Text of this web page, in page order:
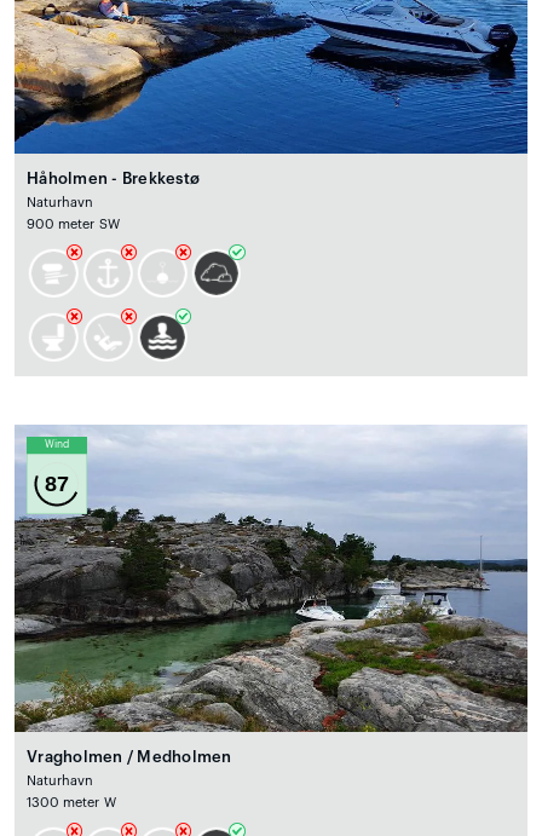
Håholmen - Brekkestø
Naturhavn
900 meter SW
Wind
87
Vragholmen / Medholmen
Naturhavn
1300 meter W